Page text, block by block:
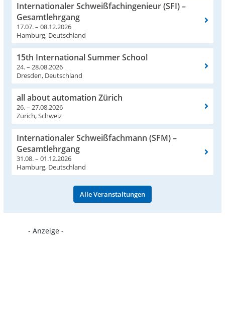
Internationaler Schweißfachingenieur (SFI) –
Gesamtlehrgang
17.07. – 08.12.2026
Hamburg, Deutschland
15th International Summer School
24. – 28.08.2026
Dresden, Deutschland
all about automation Zürich
26. – 27.08.2026
Zürich, Schweiz
Internationaler Schweißfachmann (SFM) –
Gesamtlehrgang
31.08. – 01.12.2026
Hamburg, Deutschland
Alle Veranstaltungen
- Anzeige -